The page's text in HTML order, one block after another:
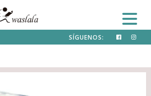
SÍGUENOS: